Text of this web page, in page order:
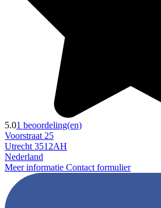
5.01 beoordeling(en)
Voorstraat 25
Utrecht 3512AH
Nederland
Meer informatie Contact formulier